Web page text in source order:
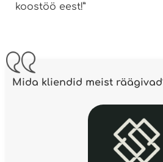
koostöö eest!”
Mida kliendid meist